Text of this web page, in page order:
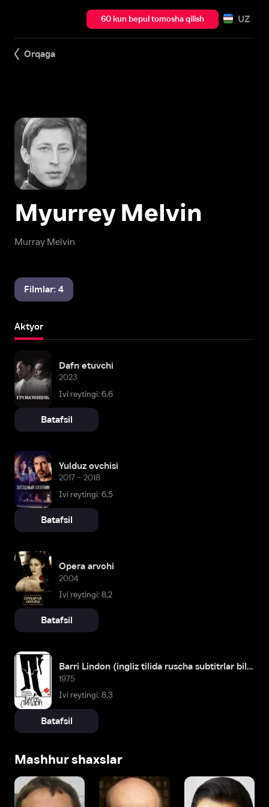
60 kun bepul tomosha qilish UZ
Orqaga
Murray Melvin
Myurrey Melvin
Filmlar: 4
Aktyor
Dafn etuvchi
2023
Ivi reytingi: 6,6
Batafsil
Yulduz ovchisi
2017 – 2018
Ivi reytingi: 6,5
Batafsil
Opera arvohi
2004
Ivi reytingi: 8,2
Batafsil
Barri Lindon (ingliz tilida ruscha subtitrlar bilan)
1975
Ivi reytingi: 8,3
Batafsil
Mashhur shaxslar